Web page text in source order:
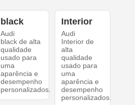
black
Audi
black de alta
qualidade
usado para
uma
aparência e
desempenho
personalizados.
Interior
Audi
Interior de
alta
qualidade
usado para
uma
aparência e
desempenho
personalizados.